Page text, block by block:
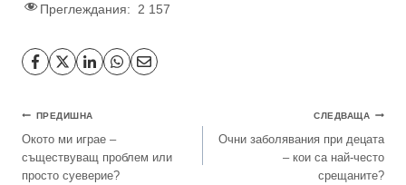
Преглеждания: 2 157
ПРЕДИШНА
Окото ми играе –
съществуващ проблем или
просто суеверие?
СЛЕДВАЩА
Очни заболявания при децата
– кои са най-често
срещаните?